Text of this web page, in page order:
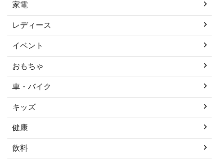
家電
レディース
イベント
おもちゃ
車・バイク
キッズ
健康
飲料